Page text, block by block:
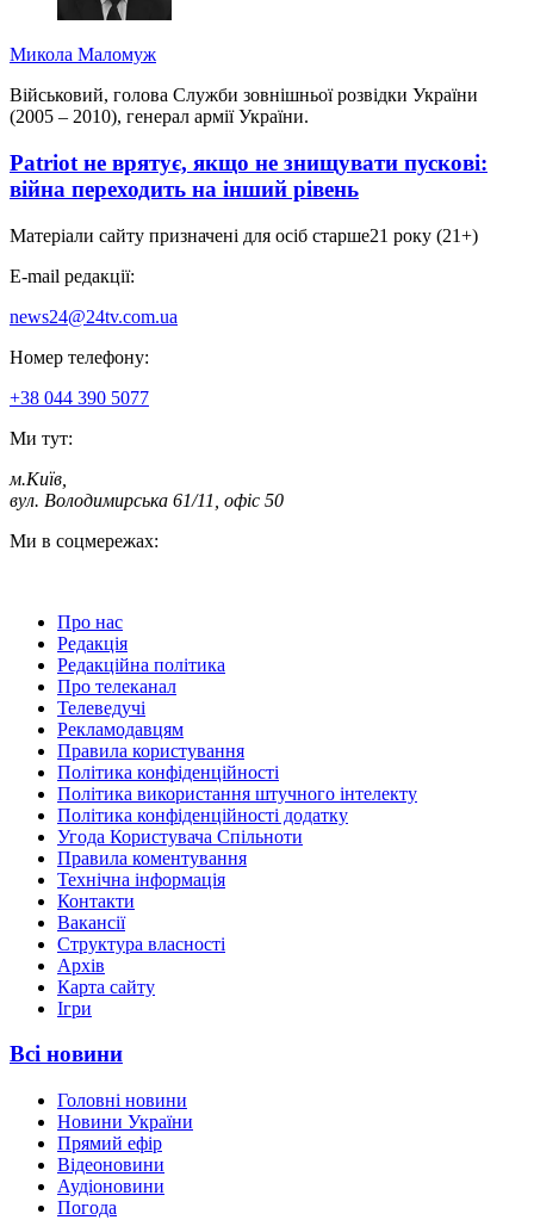
Микола Маломуж
Військовий, голова Служби зовнішньої розвідки України
(2005 – 2010), генерал армії України.
Patriot не врятує, якщо не знищувати пускові:
війна переходить на інший рівень
Матеріали сайту призначені для осіб старше21 року (21+)
E-mail редакції:
news24@24tv.com.ua
Номер телефону:
+38 044 390 5077
Ми тут:
м.Київ
вул. Володимирська 61/11, офіс 50
Ми в соцмережах:
Про нас
Редакція
Редакційна політика
Про телеканал
Телеведучі
Рекламодавцям
Правила користування
Політика конфіденційності
Політика використання штучного інтелекту
Політика конфіденційності додатку
Угода Користувача Спільноти
Правила коментування
Технічна інформація
Контакти
Вакансії
Структура власності
Архів
Карта сайту
Ігри
Всі новини
Головні новини
Новини України
Прямий ефір
Відеоновини
Аудіоновини
Погода